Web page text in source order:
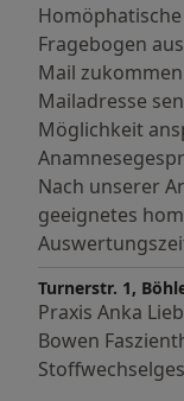
Fragebogen
Mail
Mailadresse
Möglichkeit
Nach unserer
geeignetes
Turnerstr. 1,
Praxis Anka
Bowen